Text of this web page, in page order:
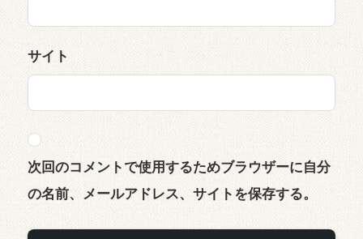
サイト
次回のコメントで使用するためブラウザーに自分
の名前、メールアドレス、サイトを保存する。